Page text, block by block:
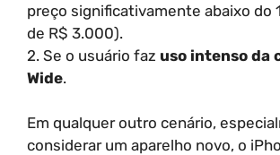
preço significativamente abaixo do
de R$ 3.000).
2. Se o usuário faz uso intenso da
Wide.
Em qualquer outro cenário,
considerar um aparelho novo, o